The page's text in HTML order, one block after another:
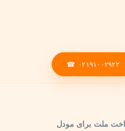
☎ ۰۲۱۹۱۰۰۲۹۲۲
ملت برای مودل